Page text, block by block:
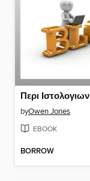
Περι Ιστολογιων
byOwen Jones
EBOOK
BORROW